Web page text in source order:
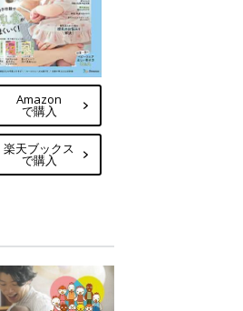
Amazon
で購入
楽天ブックス
で購入